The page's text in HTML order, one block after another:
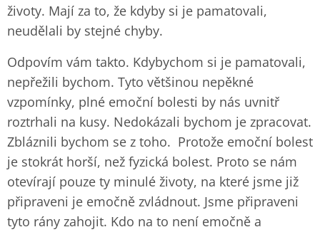
životy. Mají za to, že kdyby si je pamatovali,
neudělali by stejné chyby.
Odpovím vám takto. Kdybychom si je pamatovali,
nepřežili bychom. Tyto většinou nepěkné
vzpomínky, plné emoční bolesti by nás uvnitř
roztrhali na kusy. Nedokázali bychom je zpracovat.
Zbláznili bychom se z toho. Protože emoční bolest
je stokrát horší, než fyzická bolest. Proto se nám
otevírají pouze ty minulé životy, na které jsme již
připraveni je emočně zvládnout. Jsme připraveni
tyto rány zahojit. Kdo na to není emočně a